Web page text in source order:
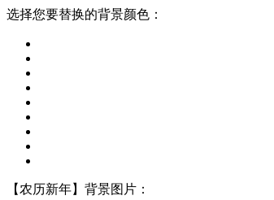
选择您要替换的背景颜色：
【农历新年】背景图片：